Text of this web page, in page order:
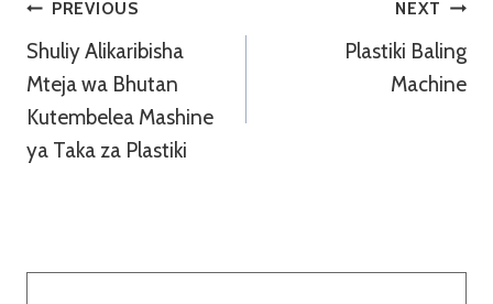
Urambazaji
Wa
Chapisho
PREVIOUS
Shuliy Alikaribisha
Mteja wa Bhutan
Kutembelea Mashine
ya Taka za Plastiki
NEXT
Plastiki Baling
Machine